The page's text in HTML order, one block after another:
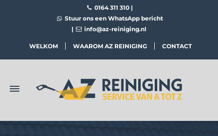
0164 311 310 |
Stuur ons een WhatsApp bericht
|
info@az-reiniging.nl
WELKOM WAAROM AZ REINIGING CONTACT